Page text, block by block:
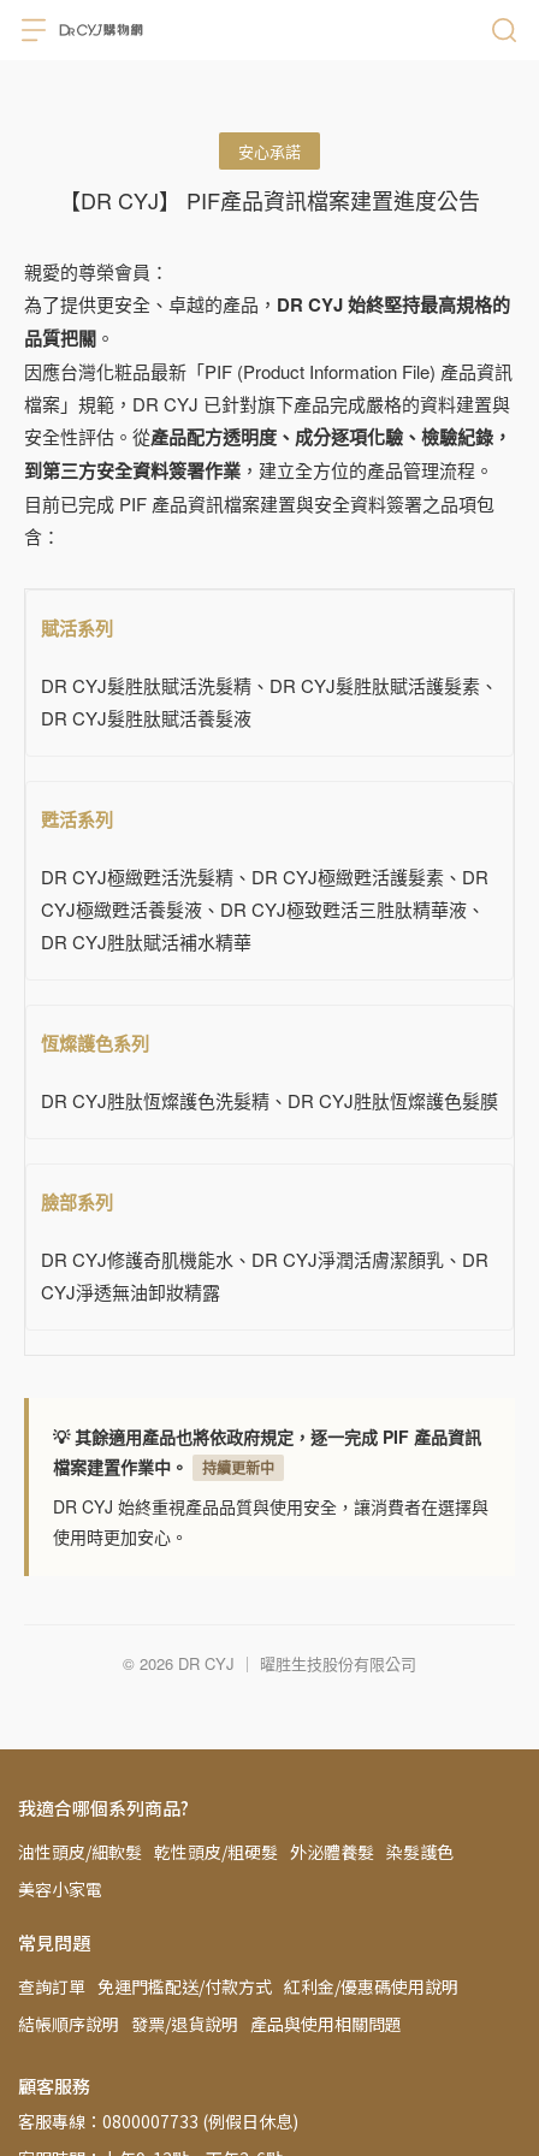
安心承諾
【DR CYJ】 PIF產品資訊檔案建置進度公告
親愛的尊榮會員：
為了提供更安全、卓越的產品， DR CYJ 始終堅持最高規格的
品質把關 。
因應台灣化粧品最新「PIF (Product Information File) 產品資訊
檔案」規範，DR CYJ 已針對旗下產品完成嚴格的資料建置與
安全性評估。從產品配方透明度、成分逐項化驗、檢驗紀錄，
到第三方安全資料簽署作業 ，建立全方位的產品管理流程。
目前已完成 PIF 產品資訊檔案建置與安全資料簽署之品項包
含：
賦活系列
DR CYJ髮胜肽賦活洗髮精、DR CYJ髮胜肽賦活護髮素、
DR CYJ髮胜肽賦活養髮液
甦活系列
DR CYJ極緻甦活洗髮精、DR CYJ極緻甦活護髮素、DR
CYJ極緻甦活養髮液、DR CYJ極致甦活三胜肽精華液、
DR CYJ胜肽賦活補水精華
恆燦護色系列
DR CYJ胜肽恆燦護色洗髮精、DR CYJ胜肽恆燦護色髮膜
臉部系列
DR CYJ修護奇肌機能水、DR CYJ淨潤活膚潔顏乳、DR
CYJ淨透無油卸妝精露
💡 其餘適用產品也將依政府規定，逐一完成 PIF 產品資訊
檔案建置作業中。
持續更新中
DR CYJ 始終重視產品品質與使用安全，讓消費者在選擇與
使用時更加安心。
© 2026 DR CYJ ｜ 曜胜生技股份有限公司
我適合哪個系列商品?
油性頭皮/細軟髮 乾性頭皮/粗硬髮 外泌體養髮 染髮護色
美容小家電
常見問題
查詢訂單 免運門檻配送/付款方式 紅利金/優惠碼使用說明
結帳順序說明 發票/退貨說明 產品與使用相關問題
顧客服務
客服專線：0800007733 (例假日休息)